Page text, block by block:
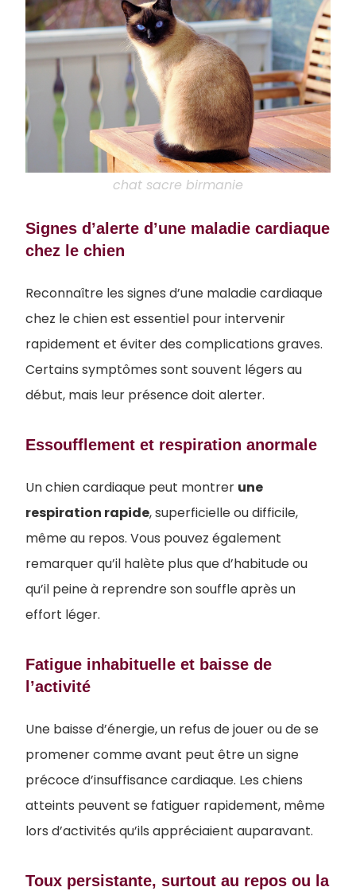
chat sacre birmanie
Signes d’alerte d’une maladie cardiaque
chez le chien
Reconnaître les signes d’une maladie cardiaque
chez le chien est essentiel pour intervenir
rapidement et éviter des complications graves.
Certains symptômes sont souvent légers au
début, mais leur présence doit alerter.
Essoufflement et respiration anormale
Un chien cardiaque peut montrer une
respiration rapide, superficielle ou difficile,
même au repos. Vous pouvez également
remarquer qu’il halète plus que d’habitude ou
qu’il peine à reprendre son souffle après un
effort léger.
Fatigue inhabituelle et baisse de
l’activité
Une baisse d’énergie, un refus de jouer ou de se
promener comme avant peut être un signe
précoce d’insuffisance cardiaque. Les chiens
atteints peuvent se fatiguer rapidement, même
lors d’activités qu’ils appréciaient auparavant.
Toux persistante, surtout au repos ou la